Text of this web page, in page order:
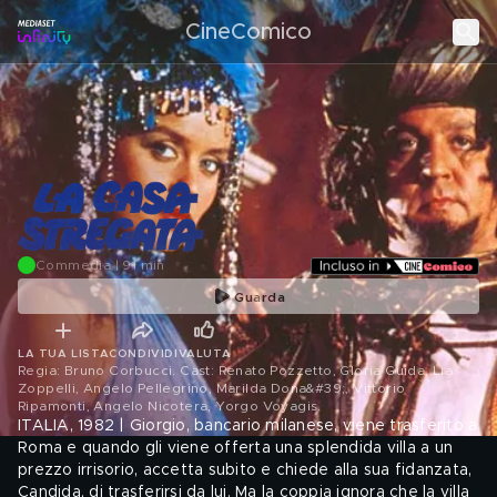
CineComico
Commedia | 91 min
Guarda
LA TUA LISTACONDIVIDI VALUTA
Regia: Bruno Corbucci. Cast: Renato Pozzetto, Gloria Guida, Lia
Zoppelli, Angelo Pellegrino, Marilda Dona&#39;, Vittorio
Ripamonti, Angelo Nicotera, Yorgo Voyagis.
ITALIA, 1982 | Giorgio, bancario milanese, viene trasferito a
Roma e quando gli viene offerta una splendida villa a un
prezzo irrisorio, accetta subito e chiede alla sua fidanzata,
Candida, di trasferirsi da lui. Ma la coppia ignora che la villa